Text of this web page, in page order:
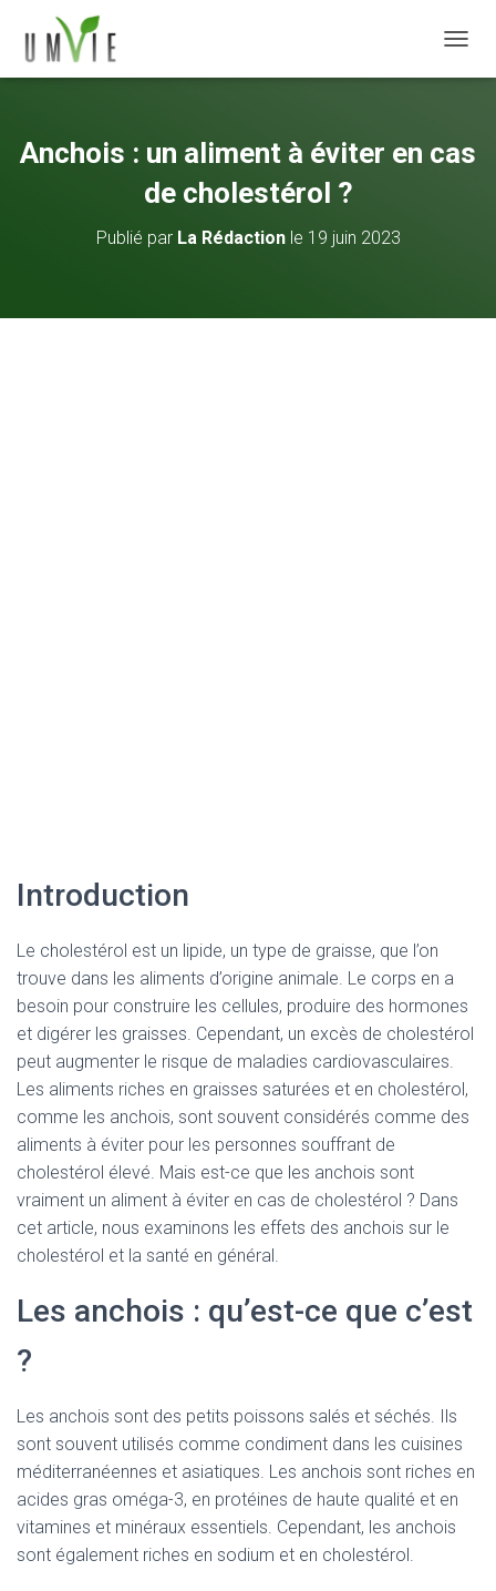
Anchois : un aliment à éviter en cas
de cholestérol ?
Publié par La Rédactionle 19 juin 2023
Introduction
Le cholestérol est un lipide, un type de graisse, que l’on
trouve dans les aliments d’origine animale. Le corps en a
besoin pour construire les cellules, produire des hormones
et digérer les graisses. Cependant, un excès de cholestérol
peut augmenter le risque de maladies cardiovasculaires.
Les aliments riches en graisses saturées et en cholestérol,
comme les anchois, sont souvent considérés comme des
aliments à éviter pour les personnes souffrant de
cholestérol élevé. Mais est-ce que les anchois sont
vraiment un aliment à éviter en cas de cholestérol ? Dans
cet article, nous examinons les effets des anchois sur le
cholestérol et la santé en général.
Les anchois : qu’est-ce que c’est
?
Les anchois sont des petits poissons salés et séchés. Ils
sont souvent utilisés comme condiment dans les cuisines
méditerranéennes et asiatiques. Les anchois sont riches en
acides gras oméga-3, en protéines de haute qualité et en
vitamines et minéraux essentiels. Cependant, les anchois
sont également riches en sodium et en cholestérol.